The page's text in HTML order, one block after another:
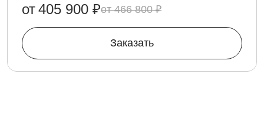
466 800 ₽
от405 900 ₽
Заказать